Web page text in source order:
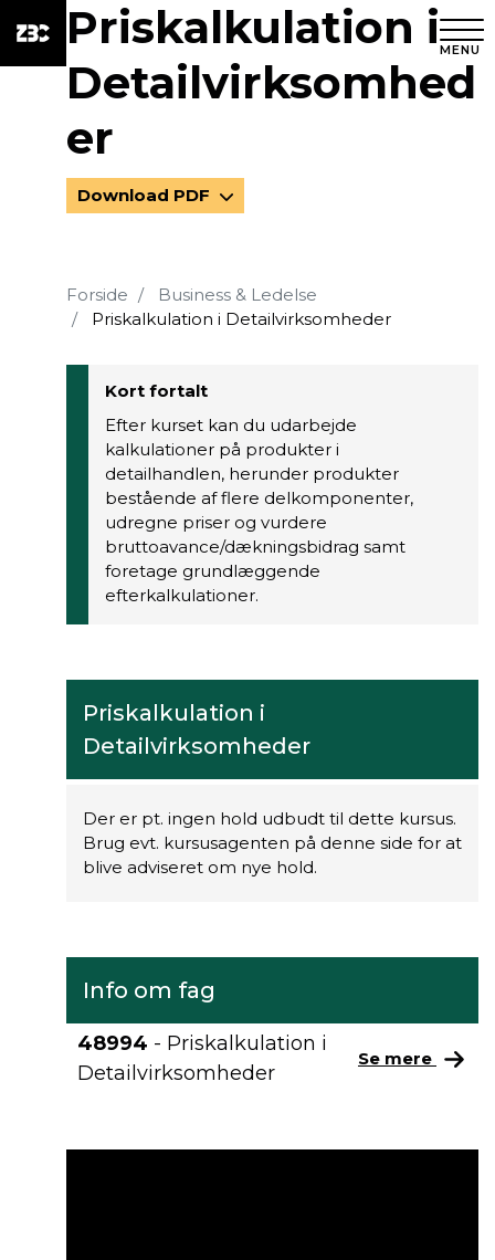
MENU
Priskalkulation i
Detailvirksomhed
er
Download PDF
Forside
Business & Ledelse
Priskalkulation i Detailvirksomheder
Kort fortalt
Efter kurset kan du udarbejde
kalkulationer på produkter i
detailhandlen, herunder produkter
bestående af flere delkomponenter,
udregne priser og vurdere
bruttoavance/dækningsbidrag samt
foretage grundlæggende
efterkalkulationer.
Priskalkulation i
Detailvirksomheder
Der er pt. ingen hold udbudt til dette kursus.
Brug evt. kursusagenten på denne side for at
blive adviseret om nye hold.
Info om fag
48994 - Priskalkulation i
Detailvirksomheder
Se mere